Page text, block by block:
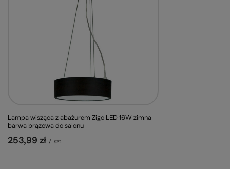
Lampa wisząca z abażurem Zigo LED 16W zimna
barwa brązowa do salonu
253,99 zł / szt.